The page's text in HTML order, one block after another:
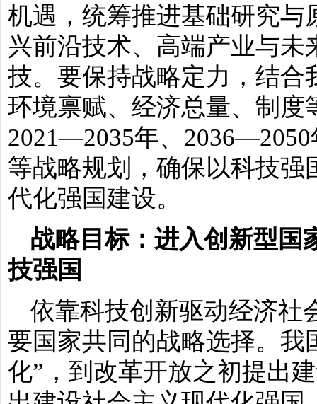
机遇，统筹推进基础研究
兴前沿技术、高端产业与
技。要保持战略定力，结
环境禀赋、经济总量、制度
2021—2035年、
等战略规划，确保以科技
代化强国建设。
战略目标：进入创新型国
技强国
依靠科技创新驱动经济社
要国家共同的战略选择。我
化”，到改革开放之初提出